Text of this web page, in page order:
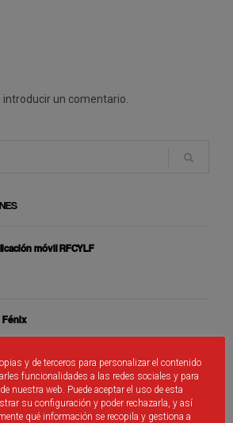
introducir un comentario.
móvil RFCYLF
Fénix
Alevines de Castilla y León
y de terceros para personalizar el contenido
funcionalidades a las redes sociales y para
nuestra web. Puede aceptar el uso de esta
su configuración y poder rechazarla, y así
qué información se recopila y gestiona a